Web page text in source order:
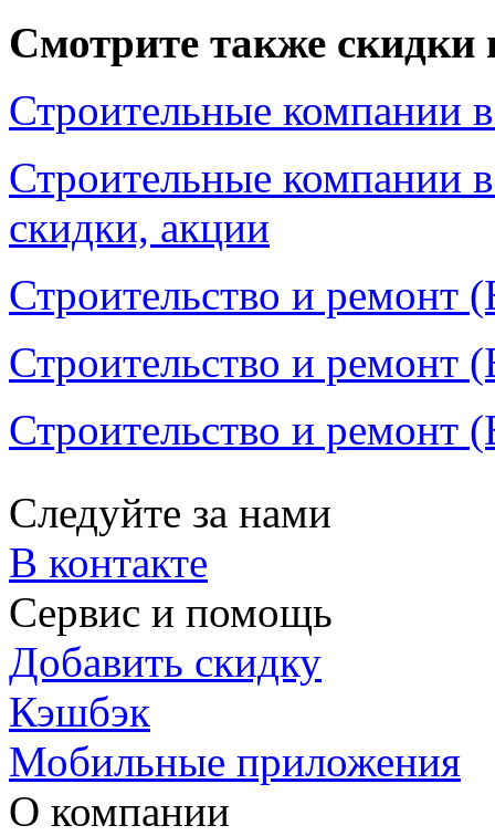
Смотрите также скидки
Строительные компании
Строительные компании
скидки, акции
Строительство и ремонт
Строительство и ремонт
Строительство и ремонт
Следуйте за нами
В контакте
Сервис и помощь
Добавить скидку
Кэшбэк
Мобильные приложения
О компании